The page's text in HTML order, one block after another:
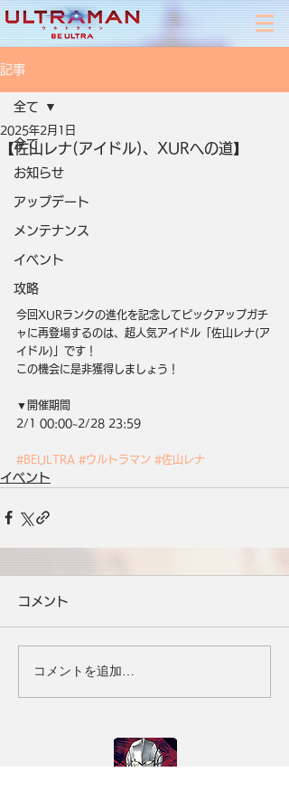
記事
全て
お知らせ
アップデート
メンテナンス
イベント
攻略
全て
【佐山レナ(アイドル)、XURへの道】
2025年2月1日
今回XURランクの進化を記念してピックアップガチ
ャに再登場するのは、超人気アイドル「佐山レナ(ア
イドル)」です！
この機会に是非獲得しましょう！
▼開催期間
2/1 00:00~2/28 23:59
#BEULTRA #ウルトラマン #佐山レナ
イベント
コメント
コメントを追加…